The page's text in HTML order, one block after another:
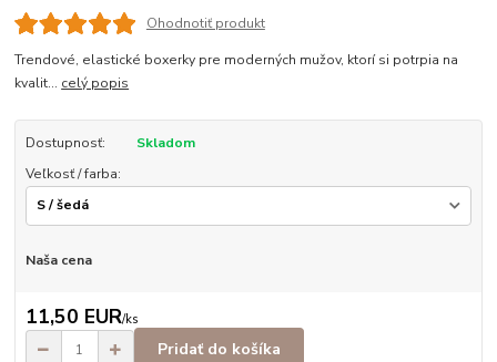
Ohodnotiť produkt
Trendové, elastické boxerky pre moderných mužov, ktorí si potrpia na
kvalit... celý popis
Dostupnosť:
Skladom
Veľkosť / farba:
Naša cena
11,50 EUR/ks
Pridať do košíka